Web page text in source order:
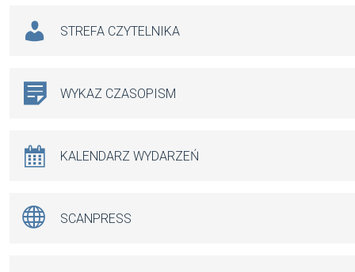
STREFA CZYTELNIKA
WYKAZ CZASOPISM
KALENDARZ WYDARZEŃ
SCANPRESS